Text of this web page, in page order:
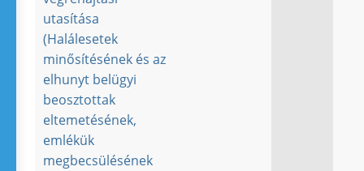
utasítása
(Halálesetek
minősítésének és az
elhunyt belügyi
beosztottak
eltemetésének,
emlékük
megbecsülésének